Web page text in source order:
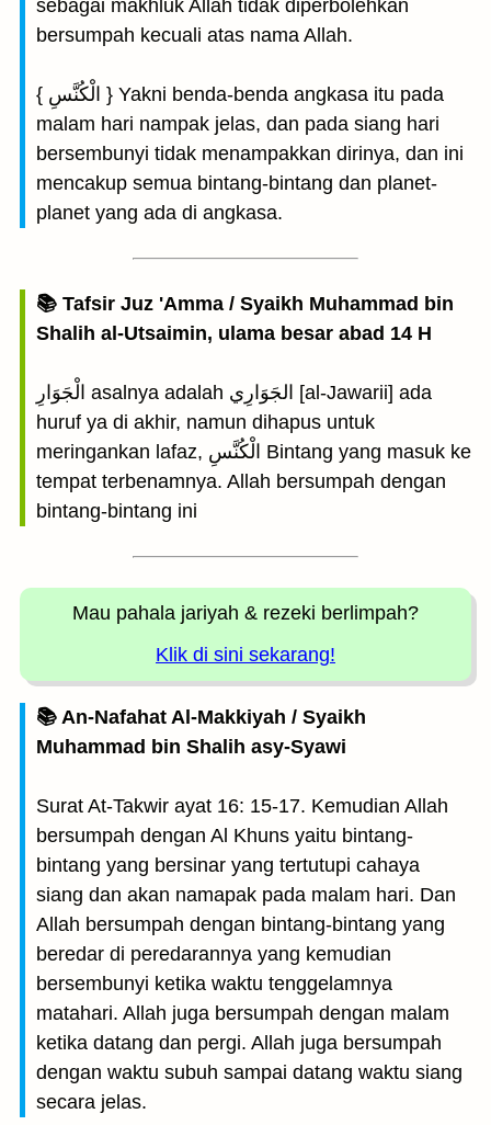
sebagai makhluk Allah tidak diperbolehkan
bersumpah kecuali atas nama Allah.
{ الْكُنَّسِ } Yakni benda-benda angkasa itu pada
malam hari nampak jelas, dan pada siang hari
bersembunyi tidak menampakkan dirinya, dan ini
mencakup semua bintang-bintang dan planet-
planet yang ada di angkasa.
📚 Tafsir Juz 'Amma / Syaikh Muhammad bin
Shalih al-Utsaimin, ulama besar abad 14 H
الْجَوَارِ asalnya adalah الجَوَارِي [al-Jawarii] ada
huruf ya di akhir, namun dihapus untuk
meringankan lafaz, الْكُنَّسِ Bintang yang masuk ke
tempat terbenamnya. Allah bersumpah dengan
bintang-bintang ini
Mau pahala jariyah & rezeki berlimpah?
Klik di sini sekarang!
📚 An-Nafahat Al-Makkiyah / Syaikh
Muhammad bin Shalih asy-Syawi
Surat At-Takwir ayat 16: 15-17. Kemudian Allah
bersumpah dengan Al Khuns yaitu bintang-
bintang yang bersinar yang tertutupi cahaya
siang dan akan namapak pada malam hari. Dan
Allah bersumpah dengan bintang-bintang yang
beredar di peredarannya yang kemudian
bersembunyi ketika waktu tenggelamnya
matahari. Allah juga bersumpah dengan malam
ketika datang dan pergi. Allah juga bersumpah
dengan waktu subuh sampai datang waktu siang
secara jelas.